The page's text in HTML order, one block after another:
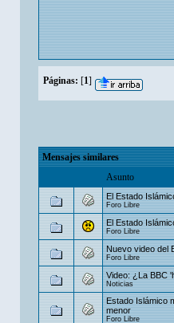
Páginas: [1]
Mensajes similares
Asunto
El Estado
Foro Libre
El Estado
Foro Libre
Nuevo video del
Foro Libre
Video: ¿La BBC
Noticias
Estado Islámico
menor
Foro Libre